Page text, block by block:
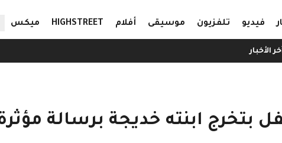
فيديو تلفزيون موسيقى أفلام HIGHSTREET ميكس
الأخبار
بتخرج ابنته خديجة برسالة